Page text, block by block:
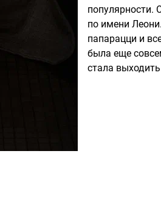
популярности.
по имени
папарацци и
была еще
стала